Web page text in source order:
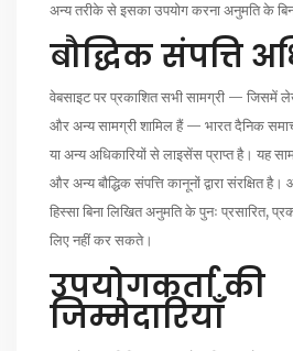
अन्य तरीके से इसका उपयोग करना अनुमति के
बौद्धिक संपत्ति
वेबसाइट पर प्रकाशित सभी सामग्री — जिसमें
और अन्य सामग्री शामिल हैं — भारत दैनिक
या अन्य अधिकारियों से लाइसेंस प्राप्त है। यह
और अन्य बौद्धिक संपत्ति कानूनों द्वारा संरक्षित
हिस्सा बिना लिखित अनुमति के पुनः प्रसारित,
लिए नहीं कर सकते।
उपयोगकर्ता की
जिम्मेदारियाँ